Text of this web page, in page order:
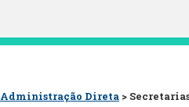
Administração Direta >